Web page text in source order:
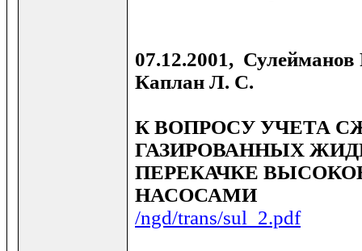
07.12.2001,
Каплан Л. С.
К ВОПРОСУ УЧЕТА
ГАЗИРОВАННЫХ
ПЕРЕКАЧКЕ
НАСОСАМИ
/ngd/trans/sul_2.pdf